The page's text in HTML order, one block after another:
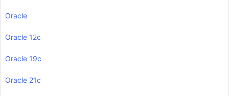
Oracle
Oracle 12c
Oracle 19c
Oracle 21c